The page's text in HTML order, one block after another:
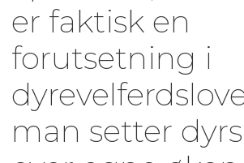
er faktisk en
forutsetning i
man setter